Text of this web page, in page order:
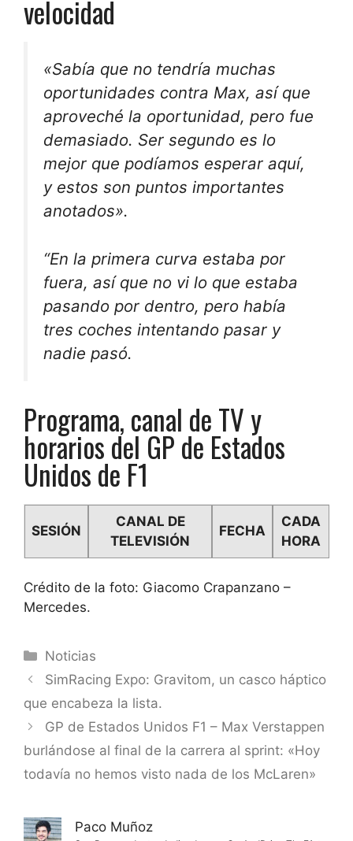
velocidad
«Sabía que no tendría muchas
oportunidades contra Max, así que
aproveché la oportunidad, pero fue
demasiado. Ser segundo es lo
mejor que podíamos esperar aquí,
y estos son puntos importantes
anotados».
“En la primera curva estaba por
fuera, así que no vi lo que estaba
pasando por dentro, pero había
tres coches intentando pasar y
nadie pasó.
Programa, canal de TV y
horarios del GP de Estados
Unidos de F1
SESIÓN
CANAL DE
TELEVISIÓN
FECHA
CADA
HORA
Crédito de la foto: Giacomo Crapanzano –
Mercedes.
Categorías
Noticias
SimRacing Expo: Gravitom, un casco háptico
que encabeza la lista.
GP de Estados Unidos F1 – Max Verstappen
burlándose al final de la carrera al sprint: «Hoy
todavía no hemos visto nada de los McLaren»
Paco Muñoz